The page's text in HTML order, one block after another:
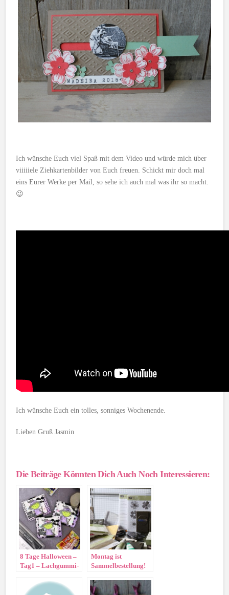
Ich wünsche Euch viel Spaß mit dem Video und würde mich über
viiiiiele Ziehkartenbilder von Euch freuen. Schickt mir doch mal
eins Eurer Werke per Mail, so sehe ich auch mal was ihr so macht.
😉
Ich wünsche Euch ein tolles, sonniges Wochenende.
Lieben Gruß Jasmin
Die Beiträge Könnten Dich Auch Noch Interessieren:
8 Tage Halloween –
Tag1 – Lachgummi-
Montag ist
Sammelbestellung!